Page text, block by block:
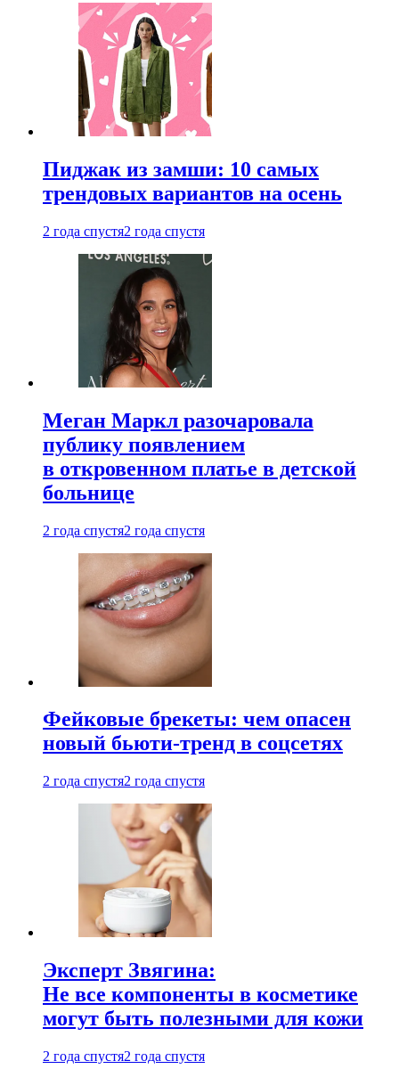
Пиджак из замши: 10 самых
трендовых вариантов на осень
2 года спустя2 года спустя
Меган Маркл разочаровала
публику появлением
в откровенном платье в детской
больнице
2 года спустя2 года спустя
Фейковые брекеты: чем опасен
новый бьюти-тренд в соцсетях
2 года спустя2 года спустя
Эксперт Звягина:
Не все компоненты в косметике
могут быть полезными для кожи
2 года спустя2 года спустя